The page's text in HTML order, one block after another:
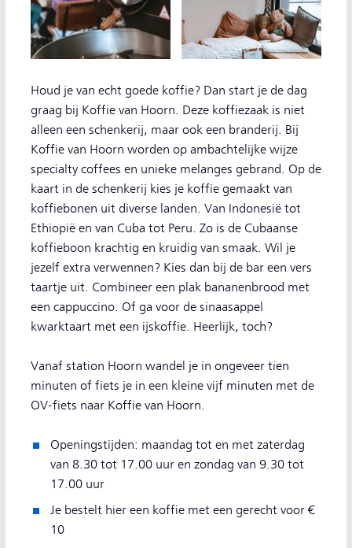
Houd je van echt goede koffie? Dan start je de dag
graag bij Koffie van Hoorn. Deze koffiezaak is niet
alleen een schenkerij, maar ook een branderij. Bij
Koffie van Hoorn worden op ambachtelijke wijze
specialty coffees en unieke melanges gebrand. Op de
kaart in de schenkerij kies je koffie gemaakt van
koffiebonen uit diverse landen. Van Indonesië tot
Ethiopië en van Cuba tot Peru. Zo is de Cubaanse
koffieboon krachtig en kruidig van smaak. Wil je
jezelf extra verwennen? Kies dan bij de bar een vers
taartje uit. Combineer een plak bananenbrood met
een cappuccino. Of ga voor de sinaasappel
kwarktaart met een ijskoffie. Heerlijk, toch?
Vanaf station Hoorn wandel je in ongeveer tien
minuten of fiets je in een kleine vijf minuten met de
OV-fiets naar Koffie van Hoorn.
Openingstijden: maandag tot en met zaterdag
van 8.30 tot 17.00 uur en zondag van 9.30 tot
17.00 uur
Je bestelt hier een koffie met een gerecht voor €
10